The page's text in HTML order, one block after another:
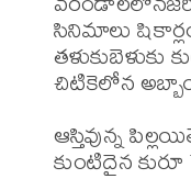
సినిమాలు
తళుకుబెళుకు
చిటికెలోన
ఆస్తివున్న
కుంటిదైన